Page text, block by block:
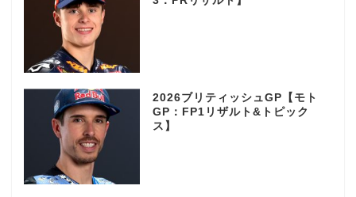
2026ブリティッシュGP【モト
GP：FP1リザルト&トピック
ス】